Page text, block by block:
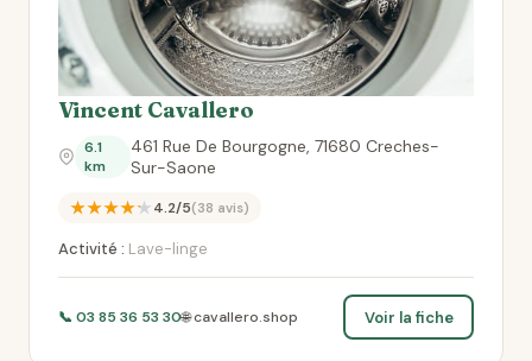
Vincent Cavallero
6.1
km
461 Rue De Bourgogne, 71680 Creches-
Sur-Saone
★★★★★4.2/5(38 avis)
Activité : Lave-linge
📞 03 85 36 53 30🌐 cavallero.shop Voir la fiche